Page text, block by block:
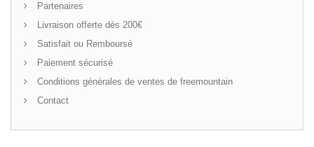
Partenaires
Livraison offerte dès 200€
Satisfait ou Remboursé
Paiement sécurisé
Conditions générales de ventes de freemountain
Contact